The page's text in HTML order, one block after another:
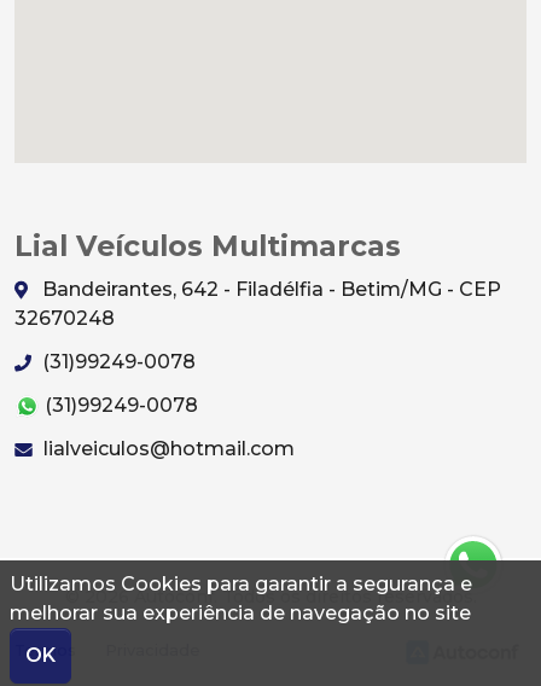
Utilizamos Cookies para garantir a segurança e
melhorar sua experiência de navegação no site
OK
Lial Veículos Multimarcas
Bandeirantes, 642 - Filadélfia - Betim/MG - CEP
32670248
(31)99249-0078
(31)99249-0078
lialveiculos@hotmail.com
© 2026 Autoconf. Todos os direitos reservados.
Termos